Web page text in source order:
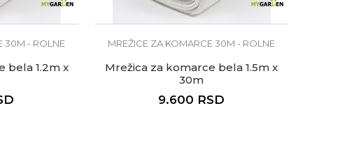
30M - ROLNE
bela 1.2m x
MREŽICE ZA KOMARCE 30M - ROLNE
Mrežica za komarce bela 1.5m x
30m
9.600 RSD